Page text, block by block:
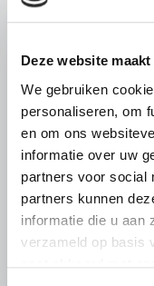
Deze website
We gebruiken
personaliseren, om
en om ons
informatie over uw
partners voor social
partners kunnen
informatie die u aan
verzameld op basis
het voorplein van